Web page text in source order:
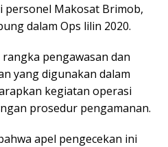
personel Makosat Brimob,
dalam Ops lilin 2020.
pengawasan dan
yang digunakan dalam
kegiatan operasi
prosedur pengamanan.
apel pengecekan ini